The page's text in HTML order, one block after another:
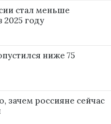
стал меньше
2025 году
ниже 75
зачем россияне сейчас